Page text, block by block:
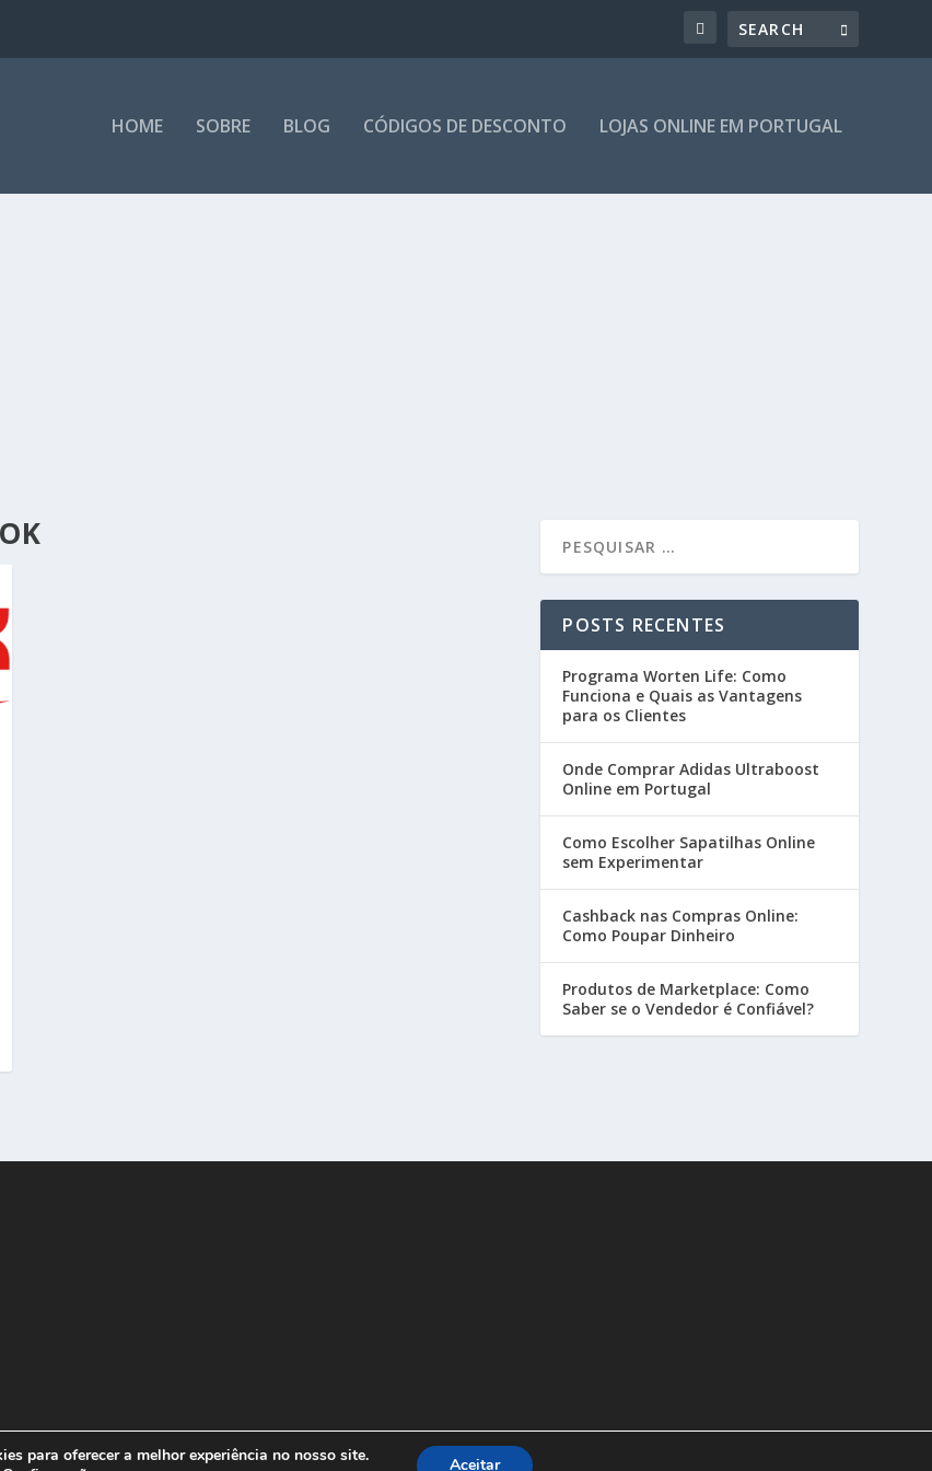
HOME SOBRE BLOG CÓDIGOS DE DESCONTO LOJAS ONLINE EM PORTUGAL
POSTS RECENTES
Programa Worten Life: Como
Funciona e Quais as Vantagens
para os Clientes
Onde Comprar Adidas Ultraboost
Online em Portugal
Como Escolher Sapatilhas Online
sem Experimentar
Cashback nas Compras Online:
Como Poupar Dinheiro
Produtos de Marketplace: Como
Saber se o Vendedor é Confiável?
para oferecer a melhor experiência no nosso site.
Aceitar